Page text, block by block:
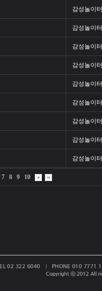
감성놀이터
감성놀이터
감성놀이터
감성놀이터
감성놀이터
감성놀이터
감성놀이터
감성놀이터
감성놀이터
7 8 9 10